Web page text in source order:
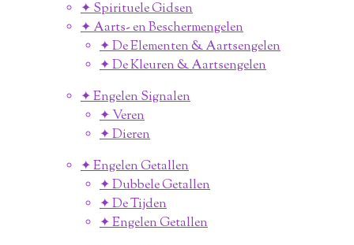
✦ Spirituele Gidsen
✦ Aarts- en Beschermengelen
✦ De Elementen & Aartsengelen
✦ De Kleuren & Aartsengelen
✦ Engelen Signalen
✦ Veren
✦ Dieren
✦ Engelen Getallen
✦ Dubbele Getallen
✦ De Tijden
✦ Engelen Getallen